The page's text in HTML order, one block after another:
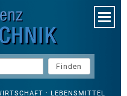
· LEBENSMITTEL